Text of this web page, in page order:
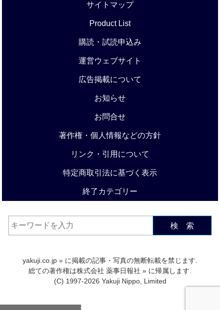
サイトマップ
Product List
購読・試読申込み
運営ウェブサイト
広告掲載について
お知らせ
お問合せ
著作権・個人情報などの方針
リンク・引用について
特定商取引法に基づく表示
終了カテゴリー
検 索
yakuji.co.jp » に掲載の記事・写真の無断転載を禁じます.
総ての著作権は株式会社 薬事日報社 » に帰属します.
(C) 1997-2026 Yakuji Nippo, Limited